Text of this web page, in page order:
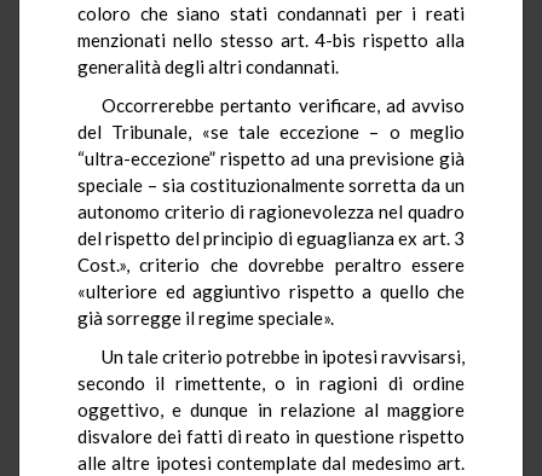
coloro che siano stati condannati per i reati
menzionati nello stesso art. 4-bis rispetto alla
generalità degli altri condannati.
Occorrerebbe pertanto verificare, ad avviso
del Tribunale, «se tale eccezione – o meglio
“ultra-eccezione” rispetto ad una previsione già
speciale – sia costituzionalmente sorretta da un
autonomo criterio di ragionevolezza nel quadro
del rispetto del principio di eguaglianza ex art. 3
Cost.», criterio che dovrebbe peraltro essere
«ulteriore ed aggiuntivo rispetto a quello che
già sorregge il regime speciale».
Un tale criterio potrebbe in ipotesi ravvisarsi,
secondo il rimettente, o in ragioni di ordine
oggettivo, e dunque in relazione al maggiore
disvalore dei fatti di reato in questione rispetto
alle altre ipotesi contemplate dal medesimo art.